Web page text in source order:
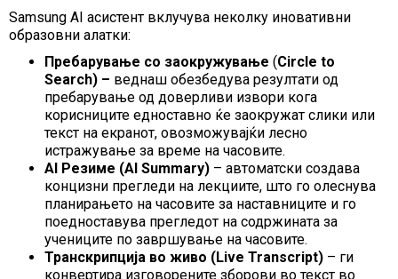
Samsung AI асистент вклучува неколку иновативни
образовни алатки:
Пребарување со заокружување (Circle to
Search) – веднаш обезбедува резултати од
пребарување од доверливи извори кога
корисниците едноставно ќе заокружат слики или
текст на екранот, овозможувајќи лесно
истражување за време на часовите.
AI Резиме (AI Summary) – автоматски создава
концизни прегледи на лекциите, што го олеснува
планирањето на часовите за наставниците и го
поедноставува прегледот на содржината за
учениците по завршување на часовите.
Транскрипција во живо (Live Transcript) – ги
конвертира изговорените зборови во текст во